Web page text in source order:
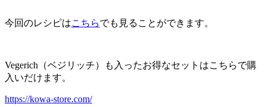
今回のレシピはこちらでも見ることができます。
Vegerich（ベジリッチ）も入ったお得なセットはこちらで購
入いだけます。
https://kowa-store.com/